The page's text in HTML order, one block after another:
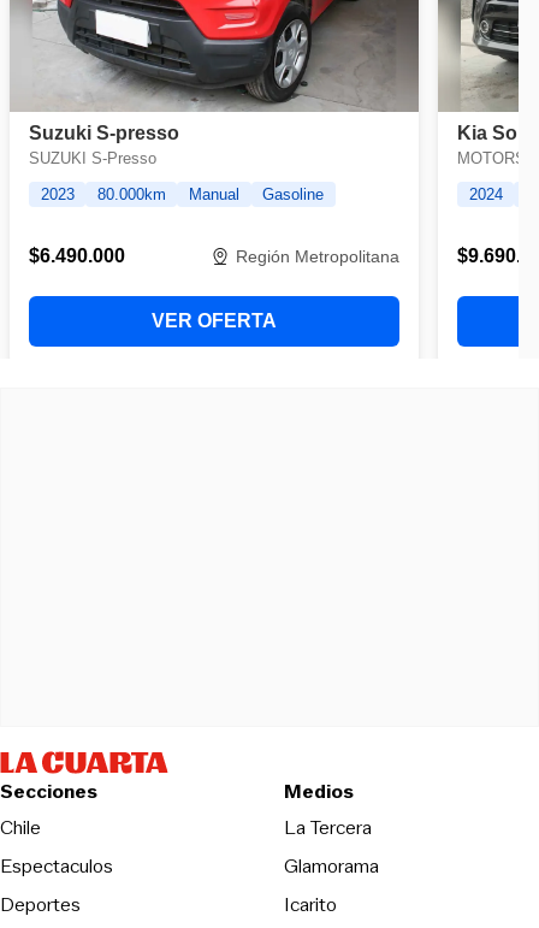
Secciones
Chile
Espectaculos
Deportes
Medios
La TerceraOpens in new
Glamorama
Icarito